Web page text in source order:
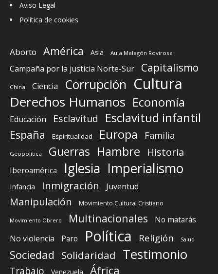
Aviso Legal
Política de cookies
Aborto América Asia Aula Malagón Rovirosa
Campaña por la justicia Norte-Sur Capitalismo
China Ciencia Corrupción Cultura
Derechos Humanos Economía
Educación Esclavitud Esclavitud infantil
España Espiritualidad Europa Familia
Geopolítica Guerras Hambre Historia
Iberoamérica Iglesia Imperialismo
Infancia Inmigración Juventud
Manipulación Movimiento Cultural Cristiano
Movimiento Obrero Multinacionales
No matarás
No violencia
Paro Política Religión Salud
Sociedad Solidaridad Testimonio
Trabajo Venezuela África